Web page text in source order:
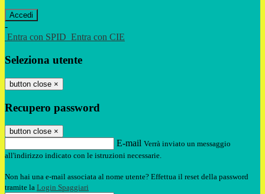
-
Entra con SPID Entra con CIE
Seleziona utente
button close ×
Recupero password
button close ×
E-mail Verrà inviato un messaggio
all'indirizzo indicato con le istruzioni necessarie.
Non hai una e-mail associata al nome utente? Effettua il reset della password
tramite la Login Spaggiari